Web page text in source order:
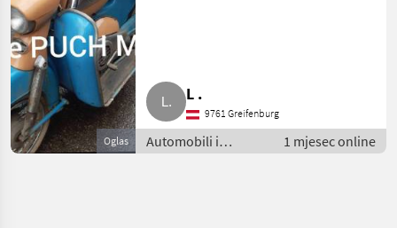
Oglas
L .
9761 Greifenburg
Automobili i
motocikli / Motori
1 mjesec online